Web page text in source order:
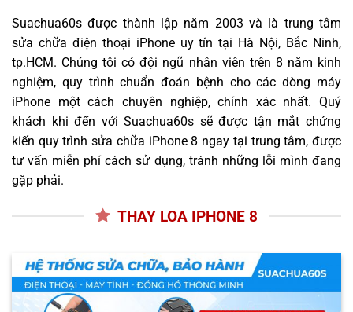
Suachua60s được thành lập năm 2003 và là trung tâm
sửa chữa điện thoại iPhone uy tín tại Hà Nội, Bắc Ninh,
tp.HCM. Chúng tôi có đội ngũ nhân viên trên 8 năm kinh
nghiệm, quy trình chuẩn đoán bệnh cho các dòng máy
iPhone một cách chuyên nghiệp, chính xác nhất. Quý
khách khi đến với Suachua60s sẽ được tận mắt chứng
kiến quy trình sửa chữa iPhone 8 ngay tại trung tâm, được
tư vấn miễn phí cách sử dụng, tránh những lỗi mình đang
gặp phải.
THAY LOA IPHONE 8